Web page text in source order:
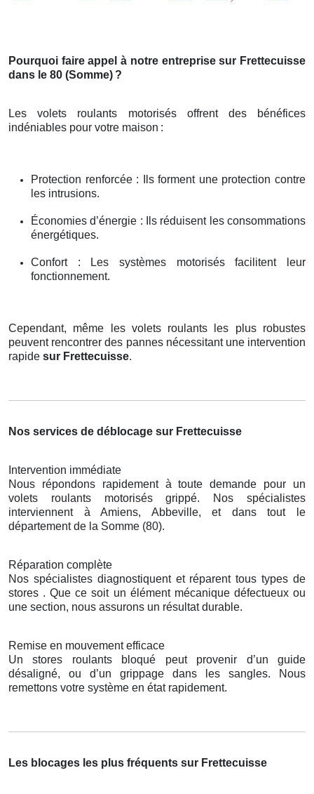
Pourquoi faire appel à notre entreprise sur Frettecuisse
dans le 80 (Somme) ?
Les volets roulants motorisés offrent des bénéfices
indéniables pour votre maison :
Protection renforcée : Ils forment une protection contre
les intrusions.
Économies d’énergie : Ils réduisent les consommations
énergétiques.
Confort : Les systèmes motorisés facilitent leur
fonctionnement.
Cependant, même les volets roulants les plus robustes
peuvent rencontrer des pannes nécessitant une intervention
rapide sur Frettecuisse.
Nos services de déblocage sur Frettecuisse
Intervention immédiate
Nous répondons rapidement à toute demande pour un
volets roulants motorisés grippé. Nos spécialistes
interviennent à Amiens, Abbeville, et dans tout le
département de la Somme (80).
Réparation complète
Nos spécialistes diagnostiquent et réparent tous types de
stores . Que ce soit un élément mécanique défectueux ou
une section, nous assurons un résultat durable.
Remise en mouvement efficace
Un stores roulants bloqué peut provenir d’un guide
désaligné, ou d’un grippage dans les sangles. Nous
remettons votre système en état rapidement.
Les blocages les plus fréquents sur Frettecuisse